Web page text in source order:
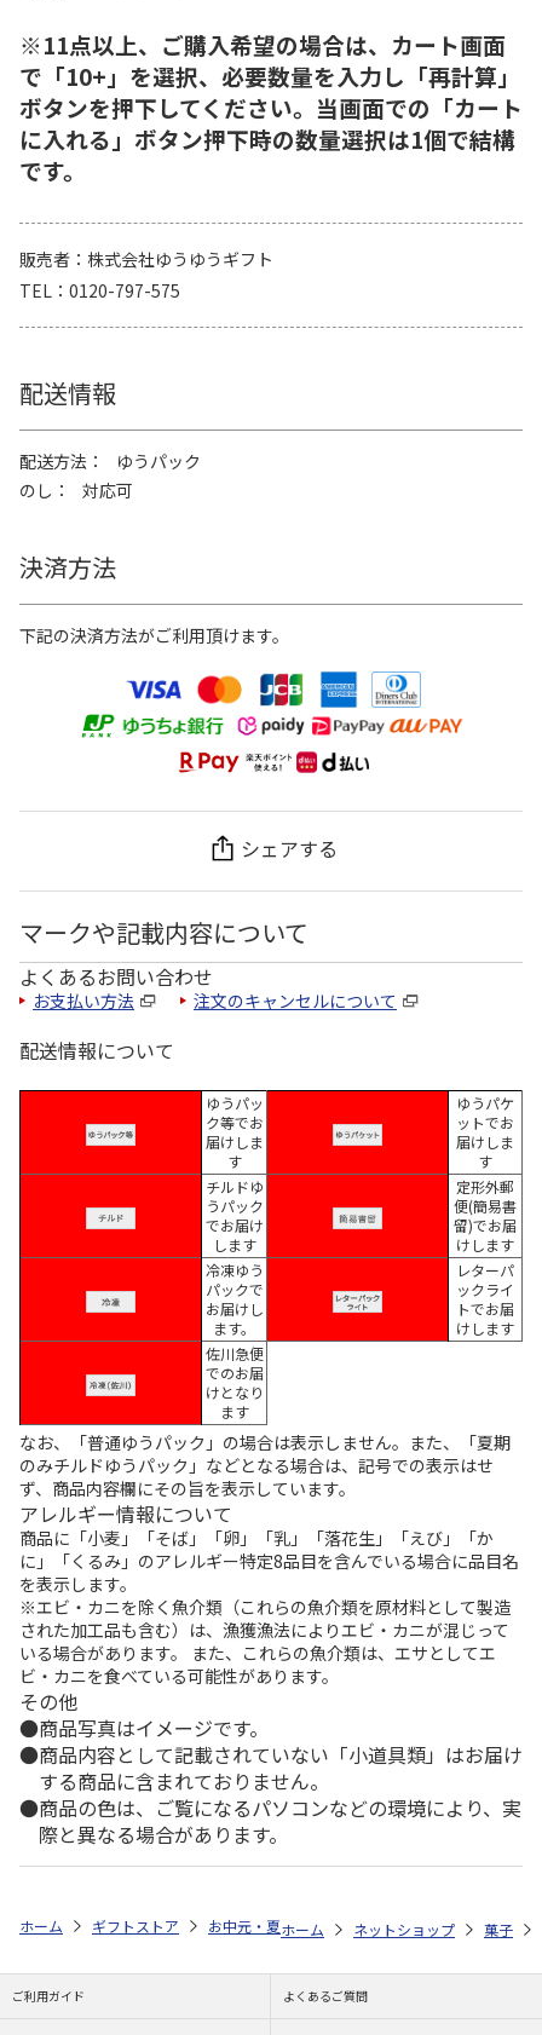
※11点以上、ご購入希望の場合は、カート画面
で「10+」を選択、必要数量を入力し「再計算」
ボタンを押下してください。当画面での「カート
に入れる」ボタン押下時の数量選択は1個で結構
です。
販売者
株式会社ゆうゆうギフト
TEL
0120-797-575
配送情報
配送方法
ゆうパック
のし
対応可
決済方法
下記の決済方法がご利用頂けます。
シェアする
マークや記載内容について
よくあるお問い合わせ
お支払い方法 注文のキャンセルについて
配送情報について
ゆうパッ
ク等でお
届けしま
す
ゆうパケ
ットでお
届けしま
す
チルドゆ
うパック
でお届け
します
定形外郵
便(簡易書
留)でお届
けします
冷凍ゆう
パックで
お届けし
ます。
レターパ
ックライ
トでお届
けします
佐川急便
でのお届
けとなり
ます
なお、「普通ゆうパック」の場合は表示しません。また、「夏期
のみチルドゆうパック」などとなる場合は、記号での表示はせ
ず、商品内容欄にその旨を表示しています。
アレルギー情報について
商品に「小麦」「そば」「卵」「乳」「落花生」「えび」「か
に」「くるみ」のアレルギー特定8品目を含んでいる場合に品目名
を表示します。
※エビ・カニを除く魚介類（これらの魚介類を原材料として製造
された加工品も含む）は、漁獲漁法によりエビ・カニが混じって
いる場合があります。 また、これらの魚介類は、エサとしてエ
ビ・カニを食べている可能性があります。
その他
商品写真はイメージです。
商品内容として記載されていない「小道具類」はお届け
する商品に含まれておりません。
商品の色は、ご覧になるパソコンなどの環境により、実
際と異なる場合があります。
ホーム ギフトストア お中元・夏ギフト特集 2026 ゆうゆうギフト
ホーム ネットショップ 菓子
ご利用ガイド よくあるご質問